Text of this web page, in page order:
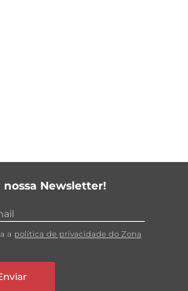
nossa Newsletter!
a política de privacidade do Zona